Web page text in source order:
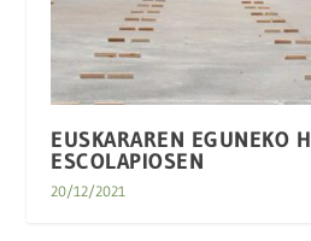
EUSKARAREN EGUNEKO
ESCOLAPIOSEN
20/12/2021